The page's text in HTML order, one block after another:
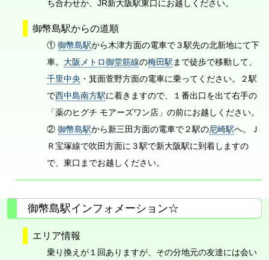
ち合わせか、JR新大阪駅東口にお越しください。
御幣島駅からの道順
① 御幣島駅から木津方面の電車で３駅先の北新地にて下
車。 大阪メトロ御堂筋線の梅田駅 まで徒歩で移動して、
千里中央 ・箕面萱野方面の電車に乗ってください。２駅
で西中島南方駅に着きますので、１番出口を出て右手の
「薬のヒグチ モアーズワン店」の前にお越しください。
② 御幣島駅から新三田方面の電車で２駅の尼崎駅へ。Ｊ
Ｒ宝塚線で吹田方面に３駅で新大阪駅に到着しますの
で、東口までお越しください。
御幣島駅インフォメーション☆
エリア情報
乗り換えが１回ありますが、その分地元の友達には会い